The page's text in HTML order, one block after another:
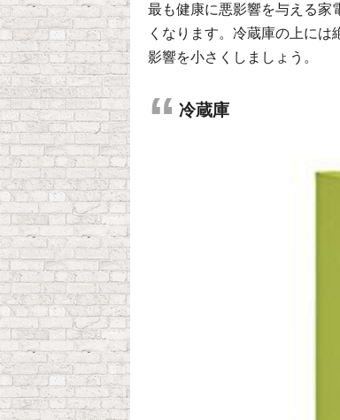
最も健康に悪影響を与える家
くなります。冷蔵庫の上に
影響を小さくしましょう。
冷蔵庫